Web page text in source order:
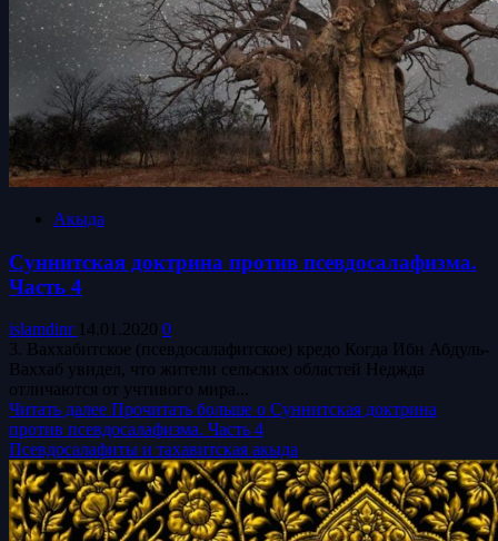
Акыда
Суннитская доктрина против псевдосалафизма.
Часть 4
islamdinr 14.01.2020 0
3. Ваххабитское (псевдосалафитское) кредо Когда Ибн Абдуль-
Ваххаб увидел, что жители сельских областей Неджда
отличаются от учтивого мира...
Читать далее Прочитать больше о Суннитская доктрина
против псевдосалафизма. Часть 4
Псевдосалафиты и тахавитская акыда